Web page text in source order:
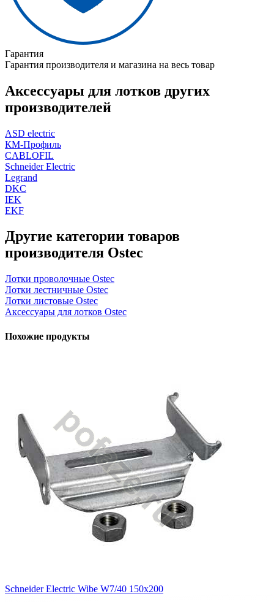
Гарантия
Гарантия производителя и магазина на весь товар
Аксессуары для лотков других
производителей
ASD electric
КМ-Профиль
CABLOFIL
Schneider Electric
Legrand
DKC
IEK
EKF
Другие категории товаров
производителя Ostec
Лотки проволочные Ostec
Лотки лестничные Ostec
Лотки листовые Ostec
Аксессуары для лотков Ostec
Похожие продукты
Schneider Electric Wibe W7/40 150х200